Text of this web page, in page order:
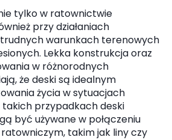
tylko w ratownictwie
przy działaniach
warunkach terenowych
Lekka konstrukcja oraz
w różnorodnych
że deski są idealnym
życia w sytuacjach
przypadkach deski
być używane w połączeniu
takim jak liny czy